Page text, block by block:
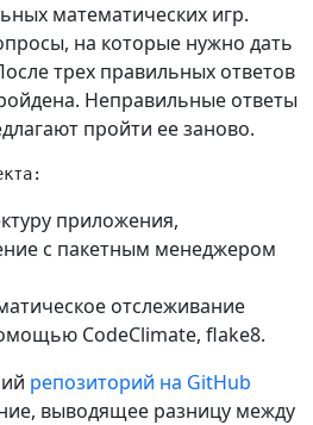
математических игр.
на которые нужно дать
трех правильных ответов
Неправильные ответы
пройти ее заново.
приложения,
с пакетным менеджером
отслеживание
CodeClimate, flake8.
репозиторий на GitHub
выводящее разницу между